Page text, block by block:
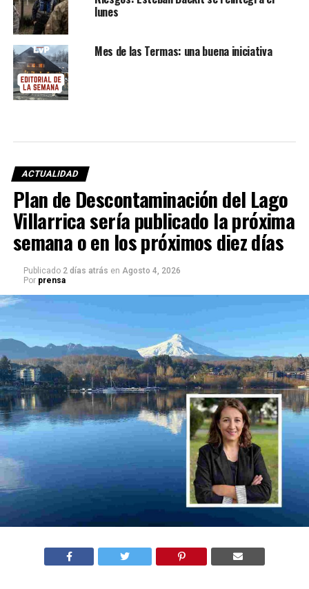
lunes
Mes de las Termas: una buena iniciativa
ACTUALIDAD
Plan de Descontaminación del Lago
Villarrica sería publicado la próxima
semana o en los próximos diez días
Publicado 2 días atrás en Agosto 4, 2026
Por prensa